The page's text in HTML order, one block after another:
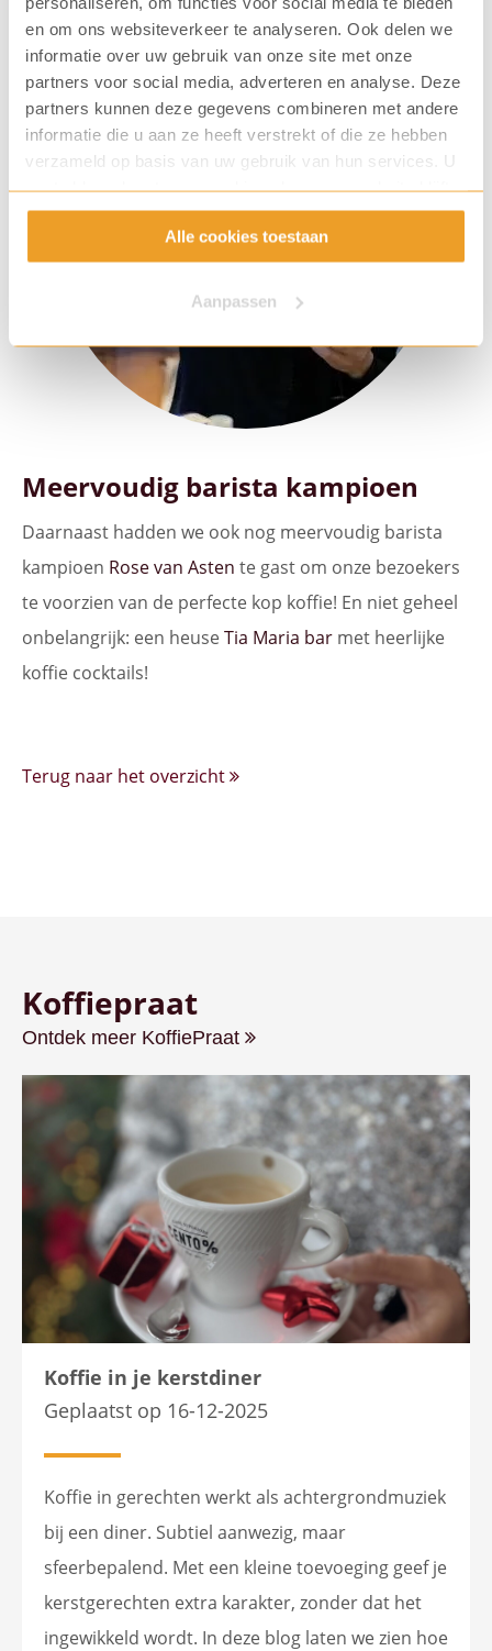
en om ons websiteverkeer te analyseren. Ook delen we
informatie over uw gebruik van onze site met onze
partners voor social media, adverteren en analyse. Deze
partners kunnen deze gegevens combineren met andere
informatie die u aan ze heeft verstrekt of die ze hebben
verzameld op basis van uw gebruik van hun services. U
gaat akkoord met onze cookies als u onze website blijft
gebruiken.
Alle cookies toestaan
Aanpassen
Meervoudig barista kampioen
Daarnaast hadden we ook nog meervoudig barista
kampioen Rose van Asten te gast om onze bezoekers
te voorzien van de perfecte kop koffie! En niet geheel
onbelangrijk: een heuse Tia Maria bar met heerlijke
koffie cocktails!
Terug naar het overzicht
Koffiepraat
Ontdek meer KoffiePraat
Koffie in je kerstdiner
Geplaatst op 16-12-2025
Koffie in gerechten werkt als achtergrondmuziek
bij een diner. Subtiel aanwezig, maar
sfeerbepalend. Met een kleine toevoeging geef je
kerstgerechten extra karakter, zonder dat het
ingewikkeld wordt. In deze blog laten we zien hoe